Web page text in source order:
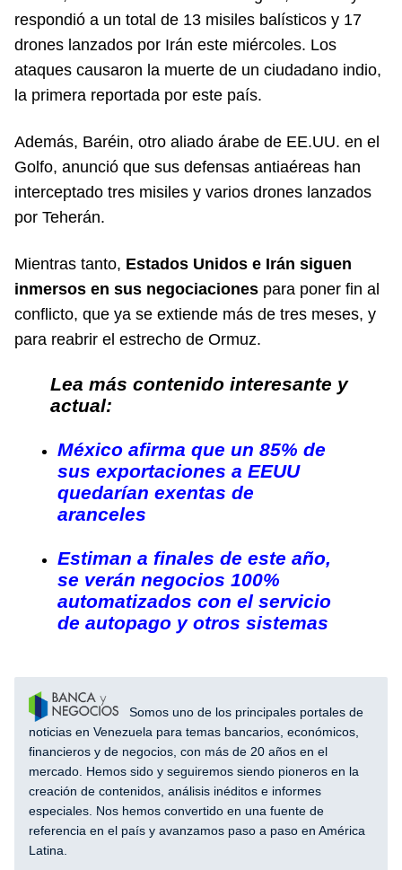
respondió a un total de 13 misiles balísticos y 17
drones lanzados por Irán este miércoles. Los
ataques causaron la muerte de un ciudadano indio,
la primera reportada por este país.
Además, Baréin, otro aliado árabe de EE.UU. en el
Golfo, anunció que sus defensas antiaéreas han
interceptado tres misiles y varios drones lanzados
por Teherán.
Mientras tanto, Estados Unidos e Irán siguen
inmersos en sus negociaciones para poner fin al
conflicto, que ya se extiende más de tres meses, y
para reabrir el estrecho de Ormuz.
Lea más contenido interesante y
actual:
México afirma que un 85% de
sus exportaciones a EEUU
quedarían exentas de
aranceles
Estiman a finales de este año,
se verán negocios 100%
automatizados con el servicio
de autopago y otros sistemas
Somos uno de los principales portales de
noticias en Venezuela para temas bancarios, económicos,
financieros y de negocios, con más de 20 años en el
mercado. Hemos sido y seguiremos siendo pioneros en la
creación de contenidos, análisis inéditos e informes
especiales. Nos hemos convertido en una fuente de
referencia en el país y avanzamos paso a paso en América
Latina.